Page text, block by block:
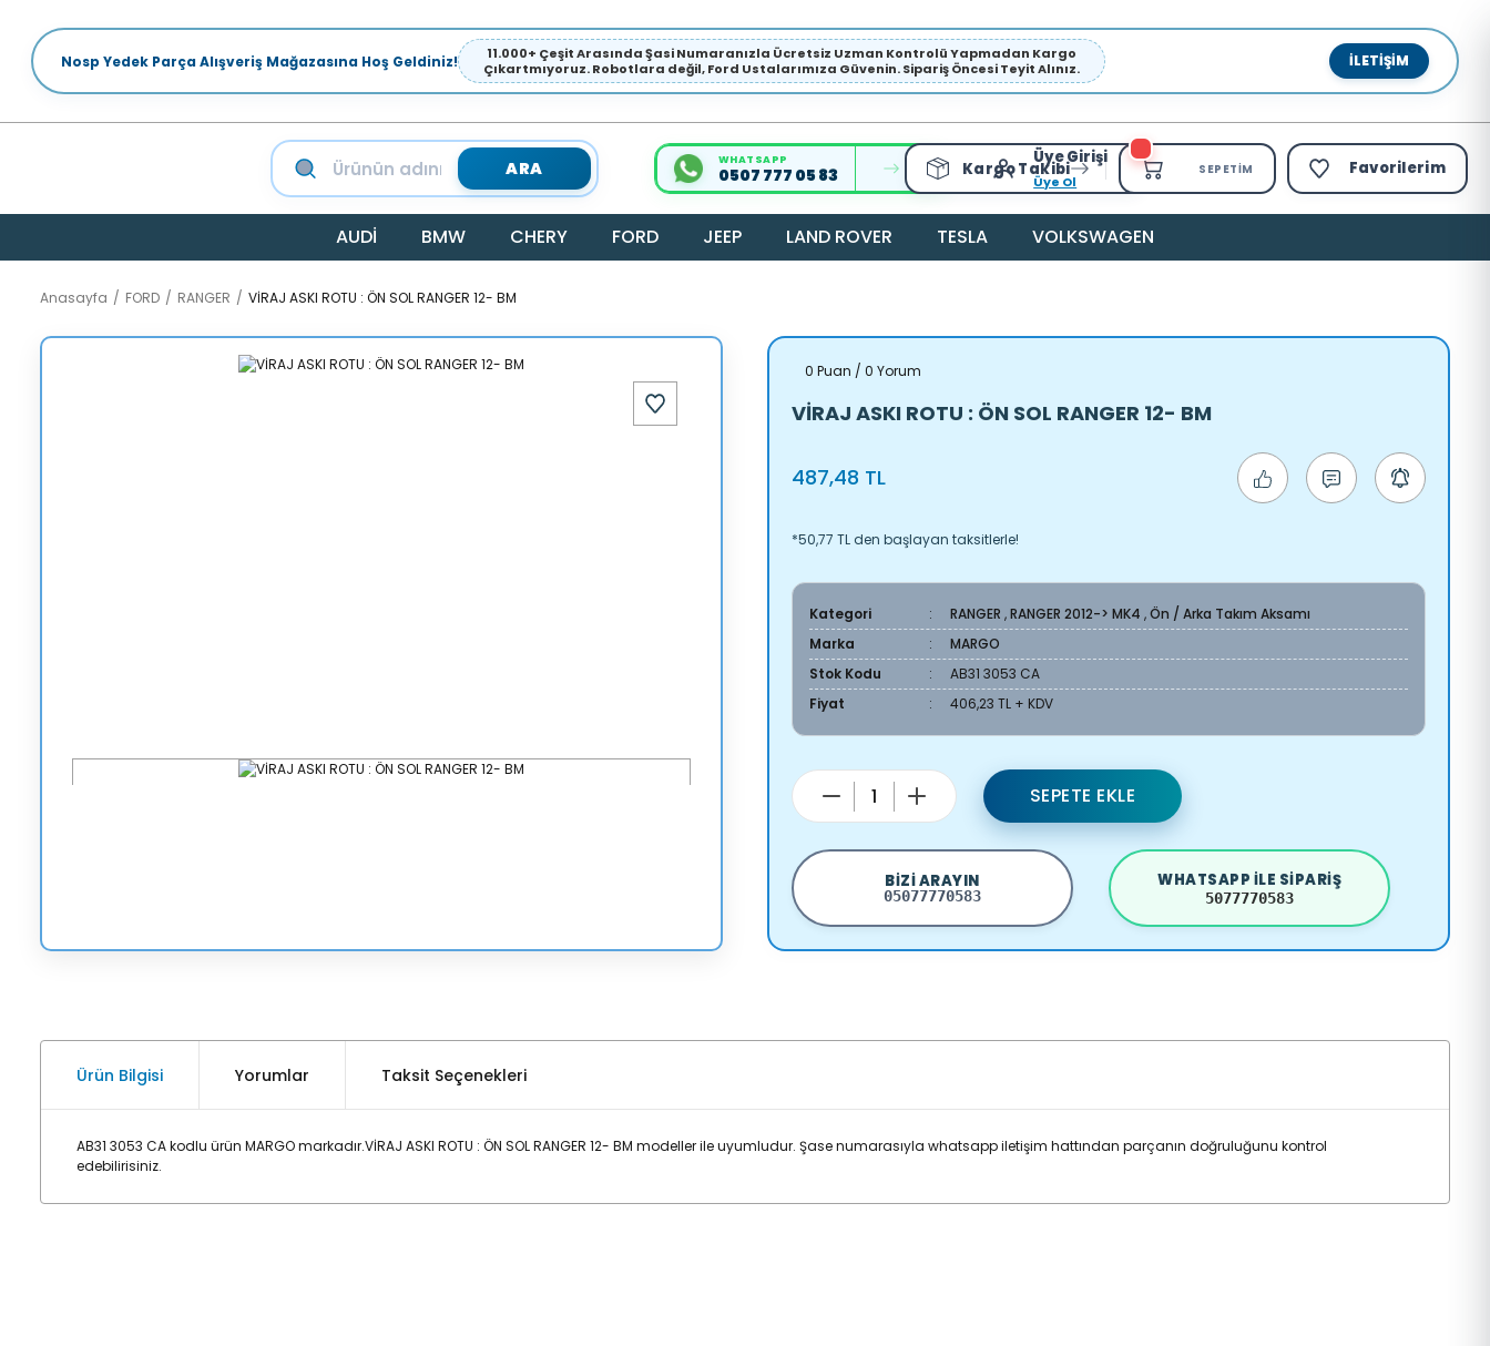
Nosp Yedek Parça Alışveriş Mağazasına Hoş Geldiniz!
11.000+ Çeşit Arasında Şasi Numaranızla Ücretsiz Uzman Kontrolü Yapmadan Kargo
Çıkartmıyoruz. Robotlara değil, Ford Ustalarımıza Güvenin. Sipariş Öncesi Teyit Alınız.
İLETIŞIM
ARA WHATSAPP
0507 777 05 83 Kargo Takibi
Üye Girişi
Üye Ol
SEPETIM Favorilerim
AUDİ BMW CHERY FORD JEEP LAND ROVER TESLA VOLKSWAGEN
Anasayfa FORD RANGER VİRAJ ASKI ROTU : ÖN SOL RANGER 12- BM
0 Puan / 0 Yorum
VİRAJ ASKI ROTU : ÖN SOL RANGER 12- BM
487,48 TL
*50,77 TL den başlayan taksitlerle!
Kategori RANGER ,RANGER 2012-> MK4 ,Ön / Arka Takım Aksamı
Marka
MARGO
Stok Kodu
AB31 3053 CA
Fiyat
406,23 TL + KDV
SEPETE EKLE
BIZI ARAYIN
05077770583
WHATSAPP ILE SIPARIŞ
5077770583
Ürün Bilgisi Yorumlar Taksit Seçenekleri
AB31 3053 CA kodlu ürün MARGO markadır.VİRAJ ASKI ROTU : ÖN SOL RANGER 12- BM modeller ile uyumludur. Şase numarasıyla whatsapp iletişim hattından parçanın doğruluğunu kontrol
edebilirisiniz.